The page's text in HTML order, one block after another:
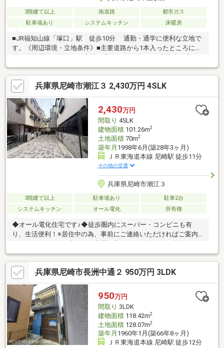
3階建て以上 南道路
都市ガス
駐車場あり
システムキッチン 床暖房
■JR福知山線「塚口」駅 徒歩10分 通勤・通学に便利な立地で
す。《周辺環境・立地条件》■主要道路から1本入ったところに立
差のないフラットな地形です。《道路・方位等》■南東の角地。
採光・通風に優れ、開放感ある立地条件です。■前面道路はゆと
りある幅員6mの道路です。■道路は通りぬけができないため、車
の交通量が少ないのが特徴です。《駐車場》■屋根つきのカース
ペース有り。■物件の詳細及び内覧希望のお問合せにつきまして
は担当 堤 までお願いいたします。 （フリーコール0120-109-
187）
兵庫県尼崎市潮江３ 2,430万円 4SLK
2,430万円
間取り 4SLK
建物面積101.26m2
土地面積70m2
築年月 1998年6月(築28年3ヶ月)
ＪＲ東海道本線 尼崎駅 徒歩11分
その他の交通
兵庫県尼崎市潮江３
3階建て以上 駐車場あり
駐車2台
システムキッチン
オール電化 所有権
◆オール電化住宅です♪◆徒歩圏内にスーパー・コンビニも有
り、生活便利！※居住中の為、事前にご連絡いただければご案内
がスムーズです。※当物件は長屋住宅の為、単独での再建築はで
きません。■□■周辺環境■□■サンディ 尼崎潮江店まで徒歩８分マ
クドナルド イオン尼崎店まで徒歩１９分阪急オアシス尼崎潮江店
まで徒歩８分スーパーマルハチ 尼崎駅前店まで徒歩１４分ファミ
リーマート 潮江五丁目店まで徒歩８分セブンイレブン 尼崎潮江1
丁目店まで徒歩７分◇潮小学校まで徒歩４分◇大成中学校まで徒
歩１３分
兵庫県尼崎市長洲中通２ 950万円 3LDK
950万円
間取り 3LDK
建物面積118.42m2
土地面積128.07m2
築年月 1960年1月(築66年8ヶ月)
ＪＲ東海道本線 尼崎駅 徒歩12分